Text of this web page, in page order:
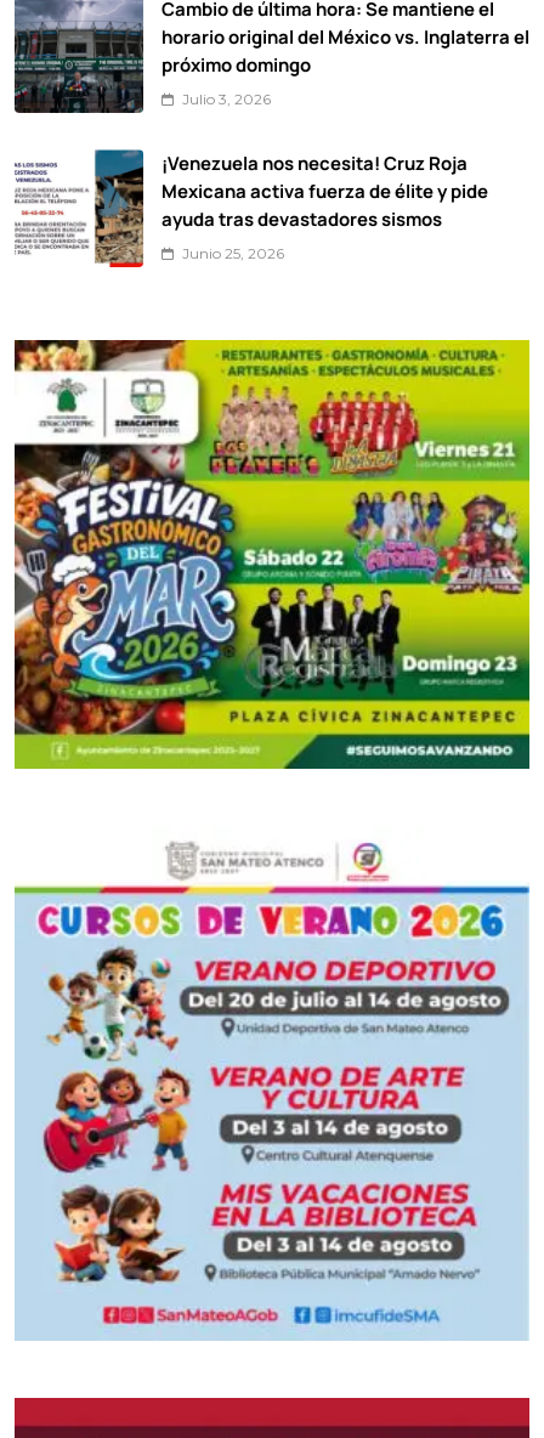
Cambio de última hora: Se mantiene el
horario original del México vs. Inglaterra el
próximo domingo
Julio 3, 2026
¡Venezuela nos necesita! Cruz Roja
Mexicana activa fuerza de élite y pide
ayuda tras devastadores sismos
Junio 25, 2026